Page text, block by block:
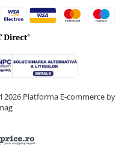
2026 Platforma E-commerce by